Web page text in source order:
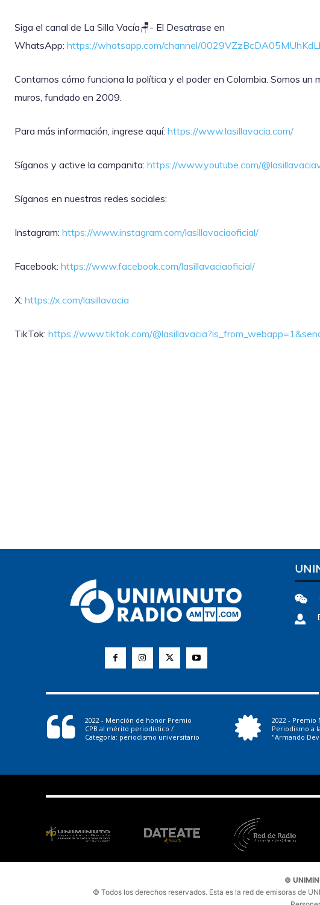
‎Siga el canal de La Silla Vacía🪑- El Desatrase en
WhatsApp: https://whatsapp.com/channel/
Contamos cómo funciona la política y el poder en Colombia. Somos un
muros, fundado en 2009.
Para más información, ingrese aquí: https://www.lasillavacia.com/
Síganos y active la campanita: https://www.youtube.com/
Síganos en nuestras redes sociales:
Instagram: https://www.instagram.com/lasillavaciaoficial/
Facebook: https://www.facebook.com/lasillavaciaoficial/
X: https://x.com/lasillavacia
TikTok: https://www.tiktok.com/
2022 - Mención de honor Premio
CPB al mérito periodístico /
Categoría: periodismo universitario
2022 - Premio
Periodismo a
"Armando
©
© Todos los derechos reservados. Esta es la red de emisoras de